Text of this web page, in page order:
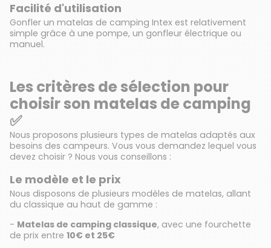
Facilité d'utilisation
Gonfler un matelas de camping Intex est relativement
simple grâce à une pompe, un gonfleur électrique ou
manuel.
Les critères de sélection pour
choisir son matelas de camping
✅
Nous proposons plusieurs types de matelas adaptés aux
besoins des campeurs. Vous vous demandez lequel vous
devez choisir ? Nous vous conseillons :
Le modèle et le prix
Nous disposons de plusieurs modèles de matelas, allant
du classique au haut de gamme :
- Matelas de camping classique, avec une fourchette
de prix entre 10€ et 25€